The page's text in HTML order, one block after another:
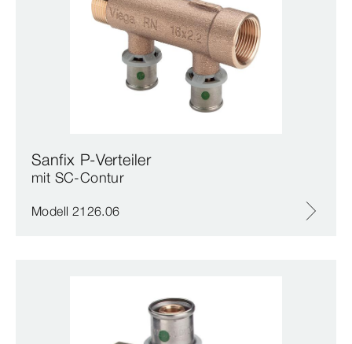
Sanfix P-Verteiler
mit SC‑Contur
Modell 2126.06